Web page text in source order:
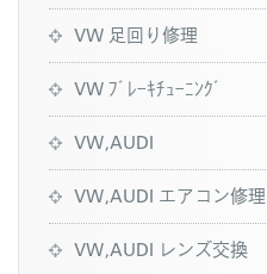
VW 足回り修理
VW ﾌﾞﾚｰｷﾁｭｰﾆﾝｸﾞ
VW,AUDI
VW,AUDI エアコン修理
VW,AUDI レンズ交換